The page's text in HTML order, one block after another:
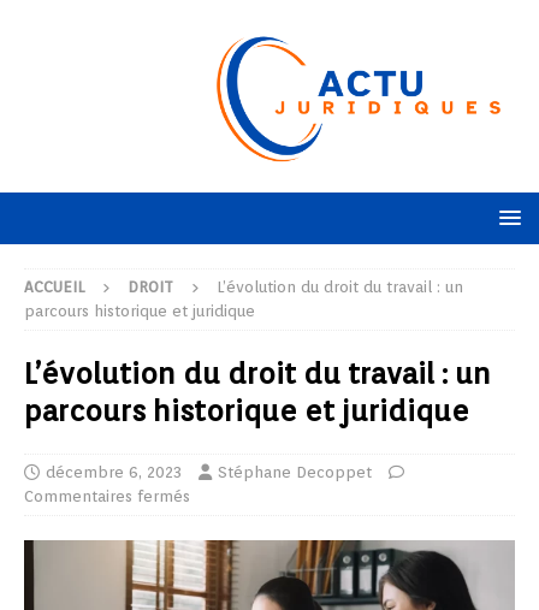
ACCUEIL DROIT
L’évolution du droit du travail : un
parcours historique et juridique
L’évolution du droit du travail : un
parcours historique et juridique
décembre 6, 2023
Stéphane Decoppet
Commentaires fermés